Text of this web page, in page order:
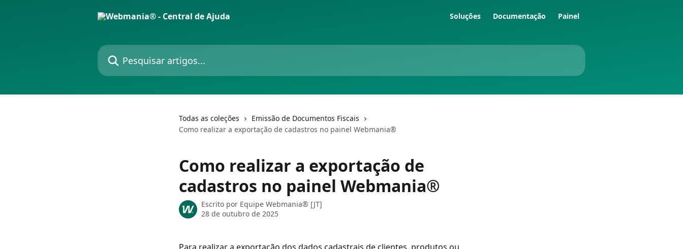
Soluções Documentação Painel
Pesquisar artigos...
Todas as coleções
Emissão de Documentos Fiscais
Como realizar a exportação de cadastros no painel Webmania®
Como realizar a exportação de
cadastros no painel Webmania®
Escrito por Equipe Webmania® [JT]
28 de outubro de 2025